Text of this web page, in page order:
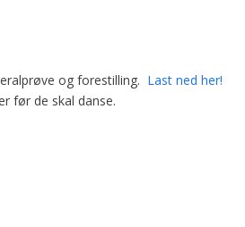
og forestilling. Last ned her!
før de skal danse.